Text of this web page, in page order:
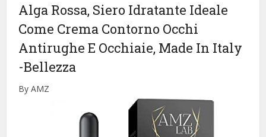
Alga Rossa, Siero Idratante Ideale
Come Crema Contorno Occhi
Antirughe E Occhiaie, Made In Italy
-Bellezza
By AMZ